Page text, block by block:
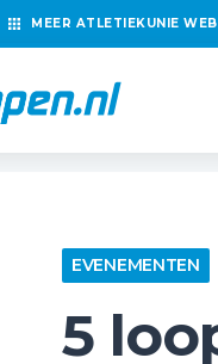
MEER ATLETIEKUNIE
EVENEMENTEN
5